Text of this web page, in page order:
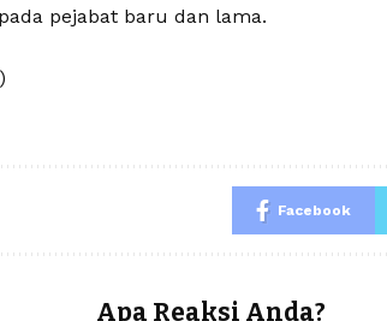
pejabat baru dan lama.
Facebook
Apa Reaksi Anda?